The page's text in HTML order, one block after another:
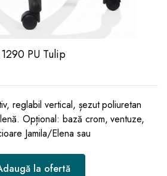
1290 PU Tulip
reglabil vertical, șezut poliuretan
Opțional: bază crom, ventuze,
Jamila/Elena sau
la ofertă